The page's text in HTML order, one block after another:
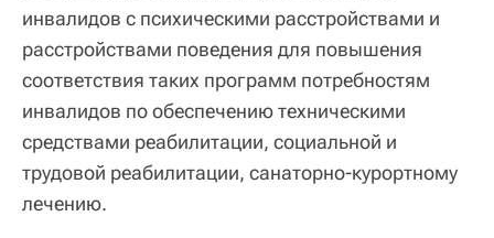
инвалидов с психическими расстройствами и
расстройствами поведения для повышения
соответствия таких программ потребностям
инвалидов по обеспечению техническими
средствами реабилитации, социальной и
трудовой реабилитации, санаторно-курортному
лечению.